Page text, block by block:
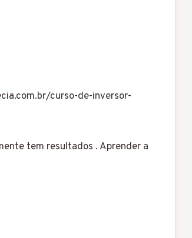
curso-de-inversor-
tem resultados . Aprender a